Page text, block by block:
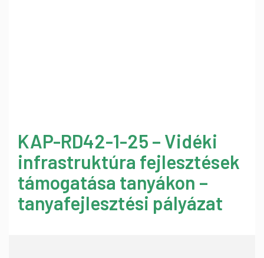
KAP-RD42-1-25 – Vidéki
infrastruktúra fejlesztések
támogatása tanyákon –
tanyafejlesztési pályázat